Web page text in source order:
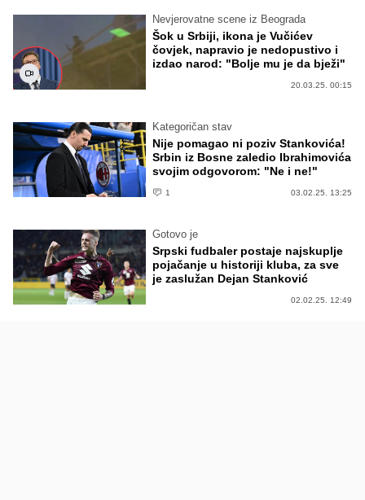
Nevjerovatne scene iz Beograda
Šok u Srbiji, ikona je Vučićev
čovjek, napravio je nedopustivo i
izdao narod: "Bolje mu je da bježi"
20.03.25. 00:15
Kategoričan stav
Nije pomagao ni poziv Stankovića!
Srbin iz Bosne zaledio Ibrahimovića
svojim odgovorom: "Ne i ne!"
1 03.02.25. 13:25
Gotovo je
Srpski fudbaler postaje najskuplje
pojačanje u historiji kluba, za sve
je zaslužan Dejan Stanković
02.02.25. 12:49